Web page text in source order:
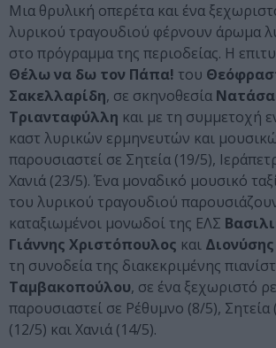
Μια θρυλική οπερέτα και ένα
λυρικού τραγουδιού φέρνουν άρωμα
στο πρόγραμμα της περιοδείας. Η
Θέλω να δω τον Πάπα! του
Σακελλαρίδη, σε σκηνοθεσία
Τριανταφύλλη και με τη συμμετοχή
καστ λυρικών ερμηνευτών και
παρουσιαστεί σε Σητεία (19/5),
Χανιά (23/5). Ένα μοναδικό μουσικό
του λυρικού τραγουδιού
καταξιωμένοι μονωδοί της ΕΛΣ
Γιάννης Χριστόπουλος και
τη συνοδεία της διακεκριμένης
Ταμβακοπούλου, σε ένα ξεχωριστό
παρουσιαστεί σε Ρέθυμνο (8/5), Σητεία
(12/5) και Χανιά (14/5).